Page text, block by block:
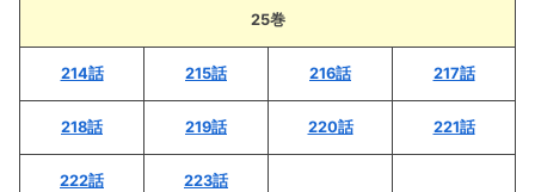
25巻
214話 215話 216話 217話
218話 219話 220話 221話
222話 223話